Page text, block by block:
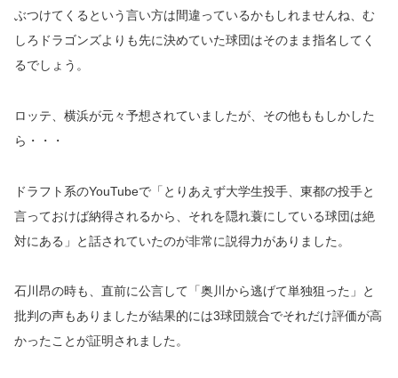
ぶつけてくるという言い方は間違っているかもしれませんね、む
しろドラゴンズよりも先に決めていた球団はそのまま指名してく
るでしょう。
ロッテ、横浜が元々予想されていましたが、その他ももしかした
ら・・・
ドラフト系のYouTubeで「とりあえず大学生投手、東都の投手と
言っておけば納得されるから、それを隠れ蓑にしている球団は絶
対にある」と話されていたのが非常に説得力がありました。
石川昂の時も、直前に公言して「奥川から逃げて単独狙った」と
批判の声もありましたが結果的には3球団競合でそれだけ評価が高
かったことが証明されました。